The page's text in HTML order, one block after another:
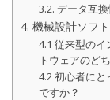
3.2. データ互
4. 機械設計ソフ
4.1 従来型の
トウェアのど
4.2 初心者に
ですか？